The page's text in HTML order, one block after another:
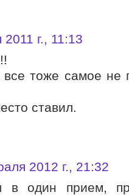
2011 г., 11:13
тоже самое не
ставил.
2012 г., 21:32
в один прием,